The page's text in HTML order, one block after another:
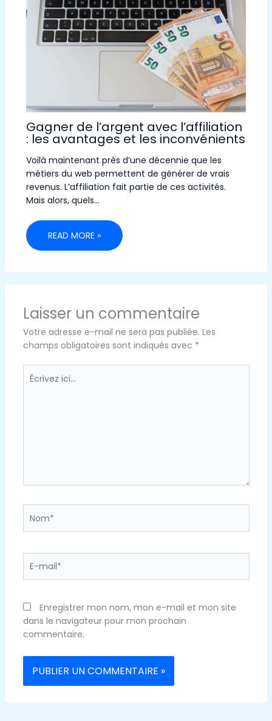
Gagner de l’argent avec l’affiliation
: les avantages et les inconvénients
Voilà maintenant près d’une décennie que les
métiers du web permettent de générer de vrais
revenus. L’affiliation fait partie de ces activités.
Mais alors, quels…
READ MORE »
Laisser un commentaire
Votre adresse e-mail ne sera pas publiée. Les
champs obligatoires sont indiqués avec *
Écrivez
ici…
mail*
Enregistrer mon nom, mon e-mail et mon site
dans le navigateur pour mon prochain
commentaire.